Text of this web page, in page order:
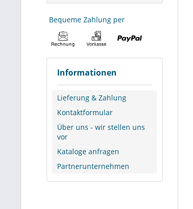
Bequeme Zahlung per
Informationen
Lieferung & Zahlung
Kontaktformular
Über uns - wir stellen uns
vor
Kataloge anfragen
Partnerunternehmen